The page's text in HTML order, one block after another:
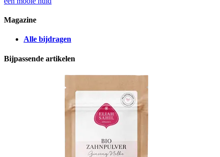
Magazine
Alle bijdragen
Bijpassende artikelen